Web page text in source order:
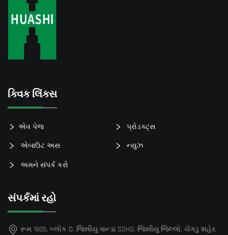
ક્વિક લિંક્સ
એવ પેજ પ્રોડક્ટ્સ
એબાઉટ અસ ન્યુઝ
અમને સંપર્ક કરો
સંપર્કમાં રહો
રૂમ 1905, બ્લોક D, જિન્નીયુ વાન્ડા SOHO, જિન્નીયુ જિલ્લો, ચેંગડુ શહેર,